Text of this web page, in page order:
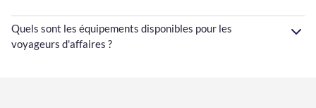
Quels sont les équipements disponibles pour les
voyageurs d'affaires ?